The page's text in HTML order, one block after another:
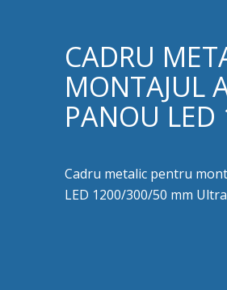
CADRU
MONTAJUL
PANOU
Cadru metalic pentru
LED 1200/300/50 mm